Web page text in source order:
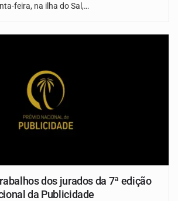
feira, na ilha do Sal,…
dos jurados da 7ª edição
da Publicidade